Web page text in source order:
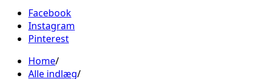
Facebook
Instagram
Pinterest
Home
Alle indlæg